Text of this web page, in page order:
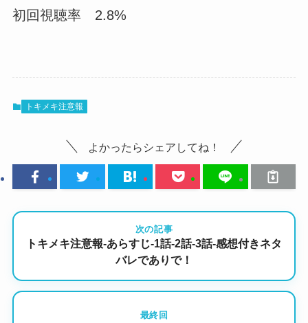
初回視聴率 2.8%
トキメキ注意報
よかったらシェアしてね！
次の記事
トキメキ注意報-あらすじ-1話-2話-3話-感想付きネタ
バレでありで！
最終回